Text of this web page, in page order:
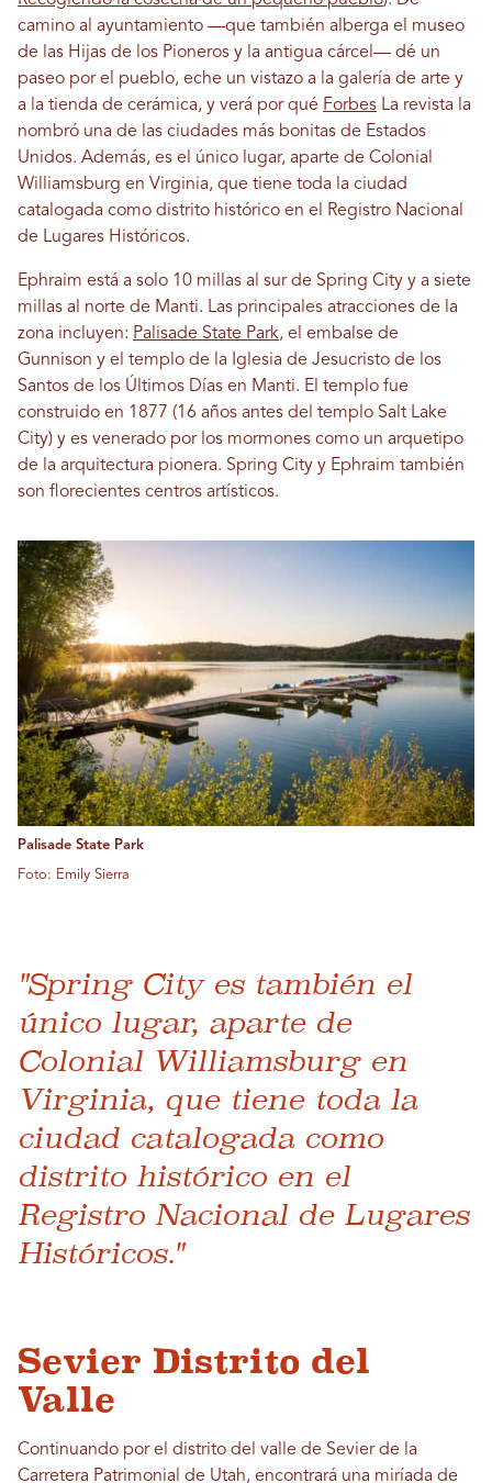
camino al ayuntamiento —que también alberga el museo
de las Hijas de los Pioneros y la antigua cárcel— dé un
paseo por el pueblo, eche un vistazo a la galería de arte y
a la tienda de cerámica, y verá por qué Forbes La revista la
nombró una de las ciudades más bonitas de Estados
Unidos. Además, es el único lugar, aparte de Colonial
Williamsburg en Virginia, que tiene toda la ciudad
catalogada como distrito histórico en el Registro Nacional
de Lugares Históricos.
Ephraim está a solo 10 millas al sur de Spring City y a siete
millas al norte de Manti. Las principales atracciones de la
zona incluyen: Palisade State Park, el embalse de
Gunnison y el templo de la Iglesia de Jesucristo de los
Santos de los Últimos Días en Manti. El templo fue
construido en 1877 (16 años antes del templo Salt Lake
City) y es venerado por los mormones como un arquetipo
de la arquitectura pionera. Spring City y Ephraim también
son florecientes centros artísticos.
Palisade State Park
Foto: Emily Sierra
"Spring City es también el
único lugar, aparte de
Colonial Williamsburg en
Virginia, que tiene toda la
ciudad catalogada como
distrito histórico en el
Registro Nacional de Lugares
Históricos."
Sevier Distrito del
Valle
Continuando por el distrito del valle de Sevier de la
Carretera Patrimonial de Utah, encontrará una miríada de